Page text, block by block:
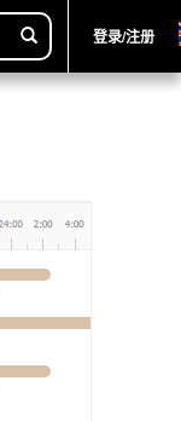
登录/注册